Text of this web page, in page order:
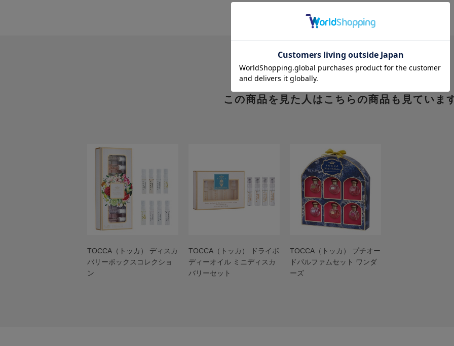
この商品を見た人はこちらの商品も見ていま
TOCCA（トッカ） ディスカ
バリーボックスコレクショ
ン
TOCCA（トッカ） ドライボ
ディーオイル ミニディスカ
バリーセット
TOCCA（トッカ） プチオー
ドパルファムセット ワンダ
ーズ